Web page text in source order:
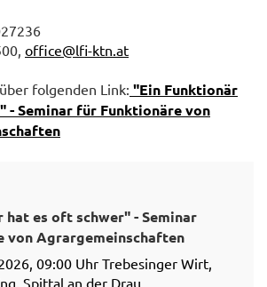
office@lfi-ktn.at
folgenden Link: "Ein Funktionär
- Seminar für Funktionäre von
hat es oft schwer" - Seminar
von Agrargemeinschaften
09:00 Uhr Trebesinger Wirt,
Spittal an der Drau